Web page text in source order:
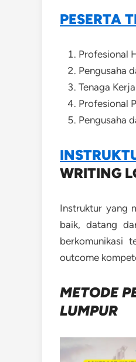
PESERTA
Profesional
Pengusaha
Tenaga
Profesional
Pengusaha
WRITING
Instruktur yang
baik, datang
berkomunikasi
outcome
METODE
LUMPUR